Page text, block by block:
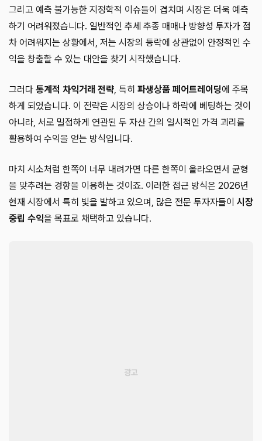
그리고 예측 불가능한 지정학적 이슈들이 겹치며 시장은 더욱 예측
하기 어려워졌습니다. 일반적인 추세 추종 매매나 방향성 투자가 점
차 어려워지는 상황에서, 저는 시장의 등락에 상관없이 안정적인 수
익을 창출할 수 있는 대안을 찾기 시작했습니다.
그러다 통계적 차익거래 전략, 특히 파생상품 페어트레이딩에 주목
하게 되었습니다. 이 전략은 시장의 상승이나 하락에 베팅하는 것이
아니라, 서로 밀접하게 연관된 두 자산 간의 일시적인 가격 괴리를
활용하여 수익을 얻는 방식입니다.
마치 시소처럼 한쪽이 너무 내려가면 다른 한쪽이 올라오면서 균형
을 맞추려는 경향을 이용하는 것이죠. 이러한 접근 방식은 2026년
현재 시장에서 특히 빛을 발하고 있으며, 많은 전문 투자자들이 시장
중립 수익을 목표로 채택하고 있습니다.